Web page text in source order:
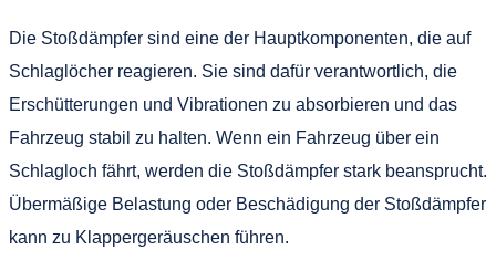
Die Stoßdämpfer sind eine der Hauptkomponenten, die auf
Schlaglöcher reagieren. Sie sind dafür verantwortlich, die
Erschütterungen und Vibrationen zu absorbieren und das
Fahrzeug stabil zu halten. Wenn ein Fahrzeug über ein
Schlagloch fährt, werden die Stoßdämpfer stark beansprucht.
Übermäßige Belastung oder Beschädigung der Stoßdämpfer
kann zu Klappergeräuschen führen.